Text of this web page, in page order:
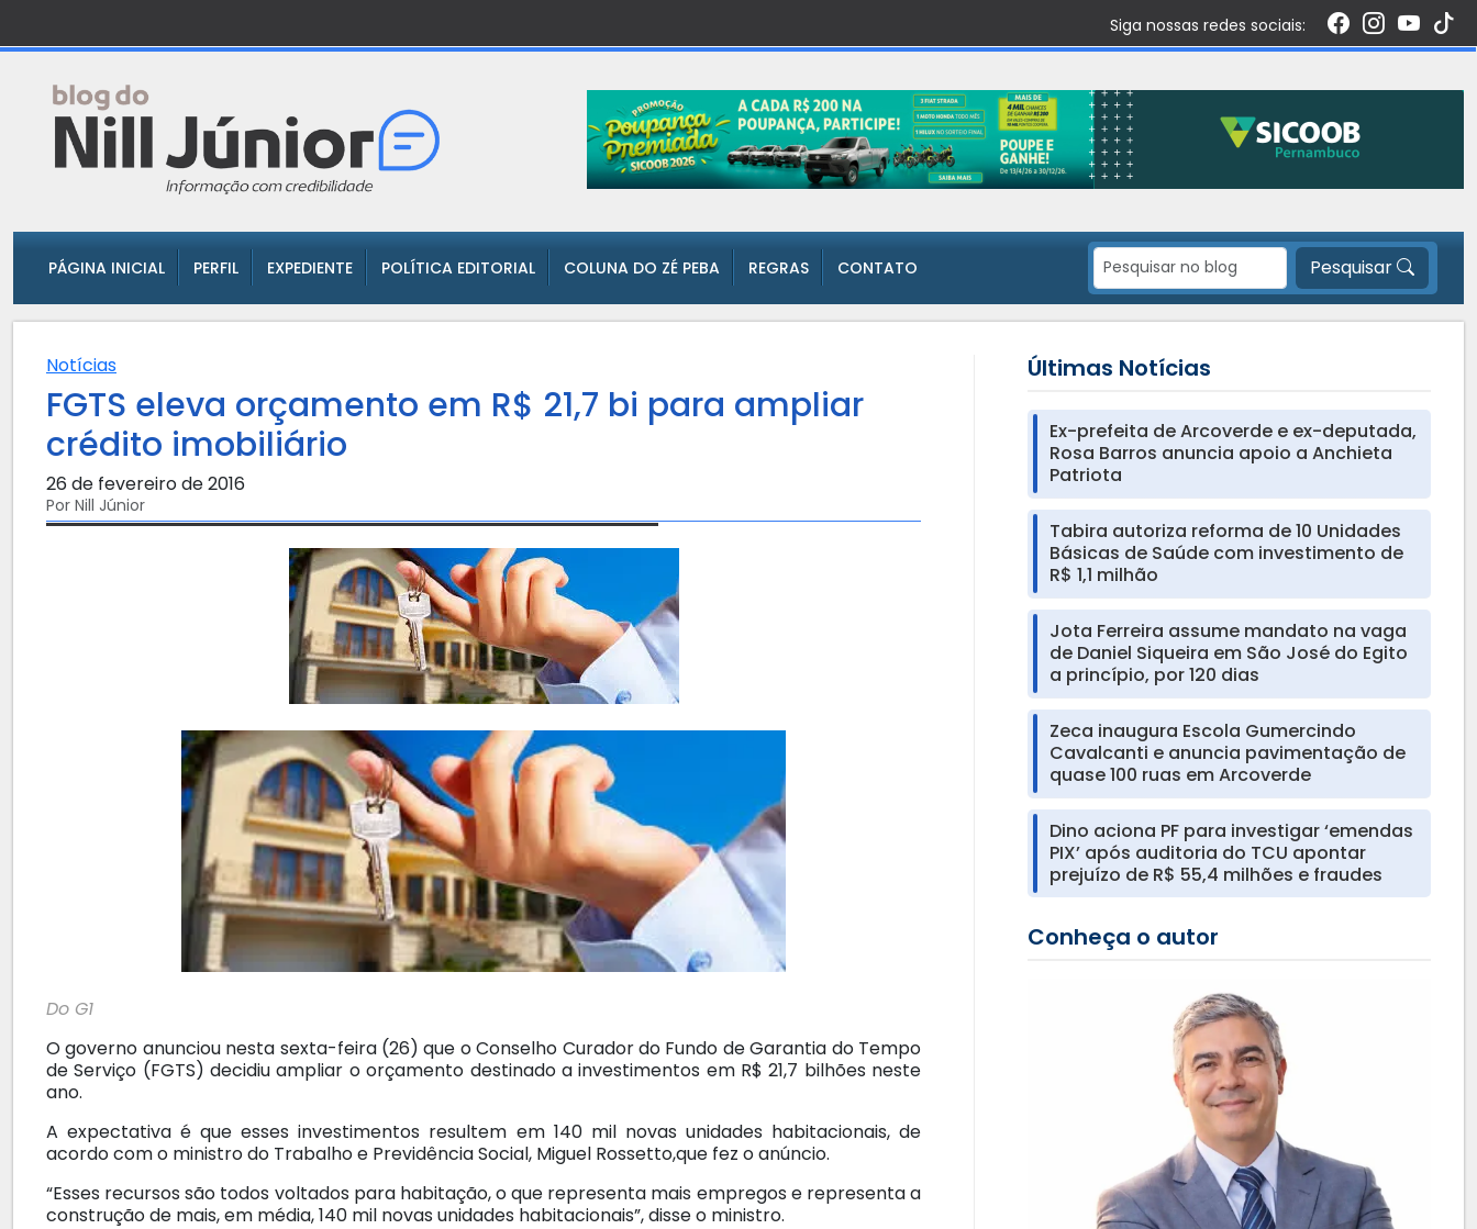
Siga nossas redes sociais:
PÁGINA INICIAL PERFIL EXPEDIENTE POLÍTICA EDITORIAL COLUNA DO ZÉ PEBA REGRAS CONTATO Pesquisar
Notícias
FGTS eleva orçamento em R$ 21,7 bi para ampliar
crédito imobiliário
26 de fevereiro de 2016
Por Nill Júnior
Do G1
O governo anunciou nesta sexta-feira (26) que o Conselho Curador do Fundo de Garantia do Tempo
de Serviço (FGTS) decidiu ampliar o orçamento destinado a investimentos em R$ 21,7 bilhões neste
ano.
A expectativa é que esses investimentos resultem em 140 mil novas unidades habitacionais, de
acordo com o ministro do Trabalho e Previdência Social, Miguel Rossetto,que fez o anúncio.
“Esses recursos são todos voltados para habitação, o que representa mais empregos e representa a
construção de mais, em média, 140 mil novas unidades habitacionais”, disse o ministro.
Últimas Notícias
Ex-prefeita de Arcoverde e ex-deputada,
Rosa Barros anuncia apoio a Anchieta
Patriota
Tabira autoriza reforma de 10 Unidades
Básicas de Saúde com investimento de
R$ 1,1 milhão
Jota Ferreira assume mandato na vaga
de Daniel Siqueira em São José do Egito
a princípio, por 120 dias
Zeca inaugura Escola Gumercindo
Cavalcanti e anuncia pavimentação de
quase 100 ruas em Arcoverde
Dino aciona PF para investigar ‘emendas
PIX’ após auditoria do TCU apontar
prejuízo de R$ 55,4 milhões e fraudes
Conheça o autor